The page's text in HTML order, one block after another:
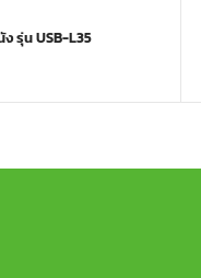
รุ่น USB-L35
Read more